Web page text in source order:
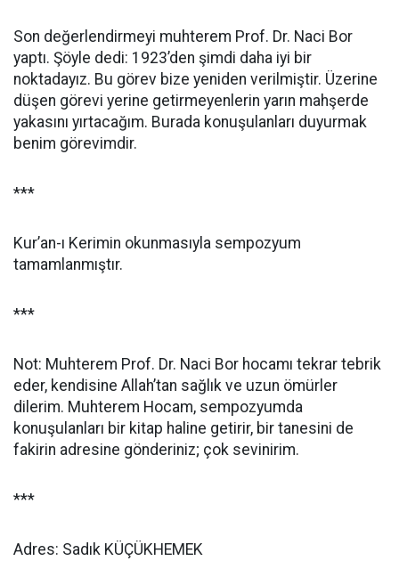
Son değerlendirmeyi muhterem Prof. Dr. Naci Bor
yaptı. Şöyle dedi: 1923’den şimdi daha iyi bir
noktadayız. Bu görev bize yeniden verilmiştir. Üzerine
düşen görevi yerine getirmeyenlerin yarın mahşerde
yakasını yırtacağım. Burada konuşulanları duyurmak
benim görevimdir.
***
Kur’an-ı Kerimin okunmasıyla sempozyum
tamamlanmıştır.
***
Not: Muhterem Prof. Dr. Naci Bor hocamı tekrar tebrik
eder, kendisine Allah’tan sağlık ve uzun ömürler
dilerim. Muhterem Hocam, sempozyumda
konuşulanları bir kitap haline getirir, bir tanesini de
fakirin adresine gönderiniz; çok sevinirim.
***
Adres: Sadık KÜÇÜKHEMEK